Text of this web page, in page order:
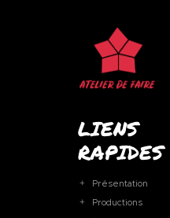
LIENS
RAPIDES
Présentation
Productions